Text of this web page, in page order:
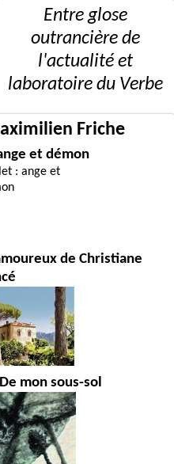
Entre glose
outrancière de
l'actualité et
laboratoire du Verbe
Friche
et démon
de Christiane
mon sous-sol